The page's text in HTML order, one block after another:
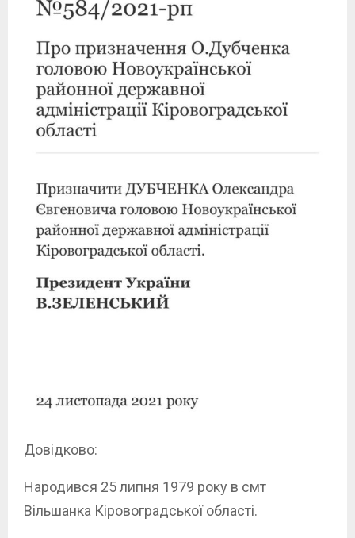
Довідково:
Народився 25 липня 1979 року в смт
Вільшанка Кіровоградської області.